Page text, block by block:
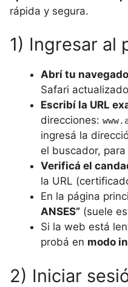
rápida y segura.
1) Ingresar al
Abrí tu
Safari
Escribí la URL
direcciones:
ingresá la
el buscador,
Verificá el
la URL
En la página
ANSES” (suele
Si la web está
probá en modo
2) Iniciar